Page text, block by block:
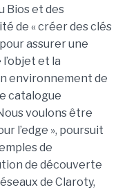
Bios et des
de « créer des clés
assurer une
et la
environnement de
catalogue
voulons être
l’edge », poursuit
de
de découverte
de Claroty,